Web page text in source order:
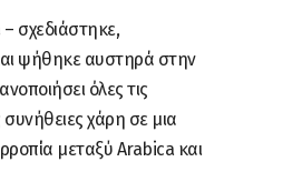
– σχεδιάστηκε,
ψήθηκε αυστηρά στην
όλες τις
χάρη σε μια
μεταξύ Arabica και